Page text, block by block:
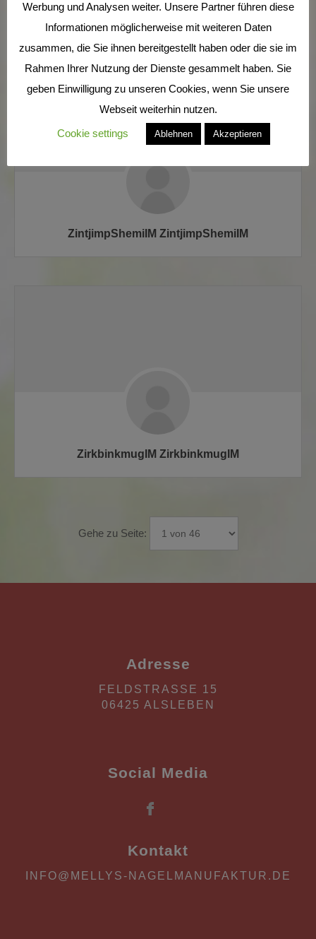
FronmropCoeme FronmropCoeme
ZintjimpShemiIM ZintjimpShemiIM
ZirkbinkmugIM ZirkbinkmugIM
Gehe zu Seite:
Adresse
FELDSTRASSE 15
06425 ALSLEBEN
Social Media
Kontakt
INFO@MELLYS-NAGELMANUFAKTUR.DE
Werbung und Analysen weiter. Unsere Partner führen diese
Informationen möglicherweise mit weiteren Daten
zusammen, die Sie ihnen bereitgestellt haben oder die sie im
Rahmen Ihrer Nutzung der Dienste gesammelt haben. Sie
geben Einwilligung zu unseren Cookies, wenn Sie unsere
Webseit weiterhin nutzen.
Cookie settings
Ablehnen Akzeptieren